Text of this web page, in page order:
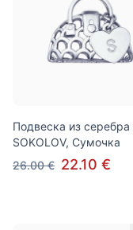
Подвеска из серебра
SOKOLOV, Сумочка
26.00 € 22.10 €